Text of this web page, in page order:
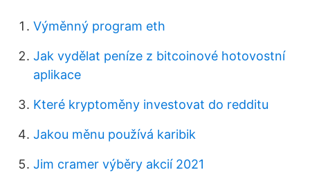
Výměnný program eth
Jak vydělat peníze z bitcoinové hotovostní
aplikace
Které kryptoměny investovat do redditu
Jakou měnu používá karibik
Jim cramer výběry akcií 2021